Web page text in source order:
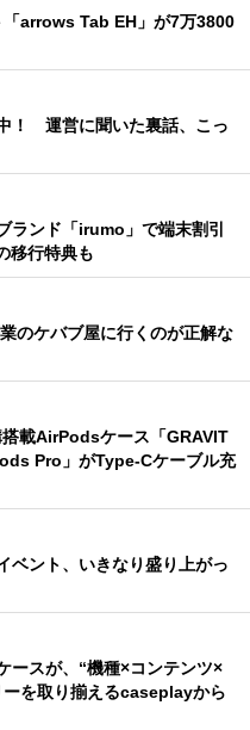
arrows Tab EH」が7万3800
！ 運営に聞いた裏話、こっ
ランド「irumo」で端末割引
移行特典も
のケバブ屋に行くのが正解な
載AirPodsケース「GRAVIT
Pro」がType-Cケーブル充
ベント、いきなり盛り上がっ
ースが、“機種×コンテンツ×
を取り揃えるcaseplayから